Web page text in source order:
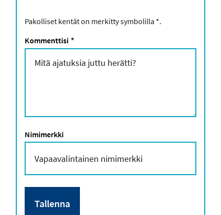
Pakolliset kentät on merkitty symbolilla *.
Kommenttisi *
Nimimerkki